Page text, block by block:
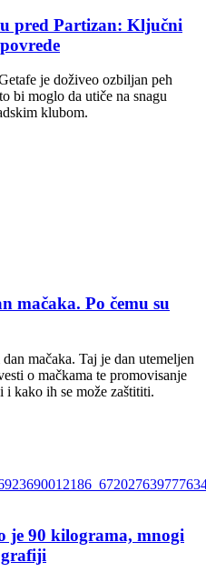
pred Partizan: Ključni
je doživeo ozbiljan peh
bi moglo da utiče na snagu
klubom.
mačaka. Po čemu su
mačaka. Taj je dan utemeljen
o mačkama te promovisanje
i kako ih se može zaštititi.
je 90 kilograma, mnogi